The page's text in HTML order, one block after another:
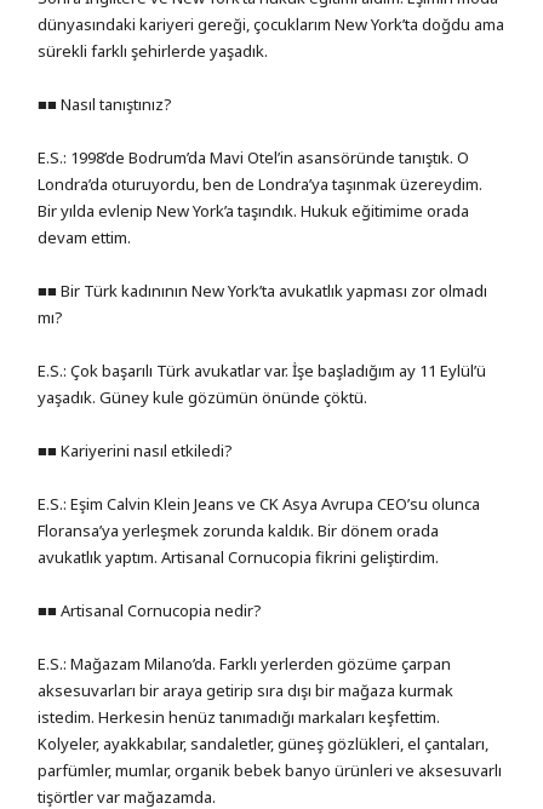
dünyasındaki kariyeri gereği, çocuklarım New York’ta doğdu ama
sürekli farklı şehirlerde yaşadık.
■■ Nasıl tanıştınız?
E.S.: 1998’de Bodrum’da Mavi Otel’in asansöründe tanıştık. O
Londra’da oturuyordu, ben de Londra’ya taşınmak üzereydim.
Bir yılda evlenip New York’a taşındık. Hukuk eğitimime orada
devam ettim.
■■ Bir Türk kadınının New York’ta avukatlık yapması zor olmadı
mı?
E.S.: Çok başarılı Türk avukatlar var. İşe başladığım ay 11 Eylül’ü
yaşadık. Güney kule gözümün önünde çöktü.
■■ Kariyerini nasıl etkiledi?
E.S.: Eşim Calvin Klein Jeans ve CK Asya Avrupa CEO’su olunca
Floransa’ya yerleşmek zorunda kaldık. Bir dönem orada
avukatlık yaptım. Artisanal Cornucopia fikrini geliştirdim.
■■ Artisanal Cornucopia nedir?
E.S.: Mağazam Milano’da. Farklı yerlerden gözüme çarpan
aksesuvarları bir araya getirip sıra dışı bir mağaza kurmak
istedim. Herkesin henüz tanımadığı markaları keşfettim.
Kolyeler, ayakkabılar, sandaletler, güneş gözlükleri, el çantaları,
parfümler, mumlar, organik bebek banyo ürünleri ve aksesuvarlı
tişörtler var mağazamda.